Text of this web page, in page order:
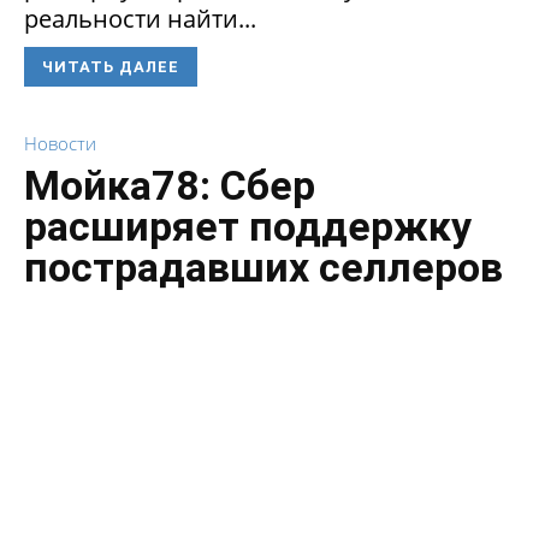
реальности найти...
ЧИТАТЬ ДАЛЕЕ
Новости
Мойка78: Сбер
расширяет поддержку
пострадавших селлеров